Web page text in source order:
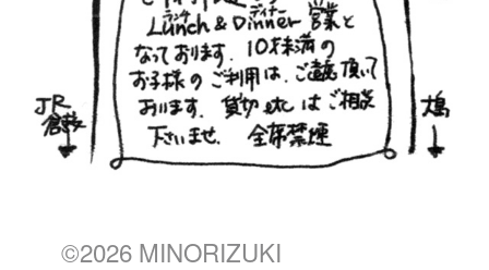
©2026 MINORIZUKI